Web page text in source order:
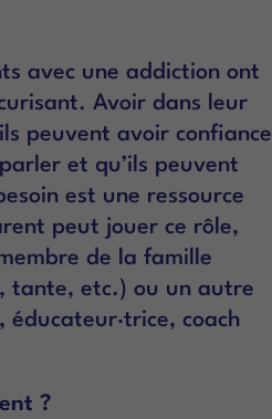
avec une addiction ont
Avoir dans leur
peuvent avoir
et qu’ils peuvent
est une ressource
peut jouer ce rôle,
de la famille
tante, etc.) ou un autre
éducateur·trice, coach
?